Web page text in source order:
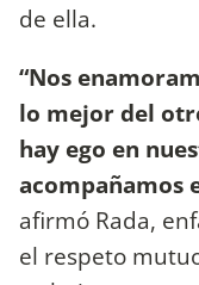
de ella.
“Nos
lo mejor del
hay ego en
acompañamos
afirmó Rada,
el respeto